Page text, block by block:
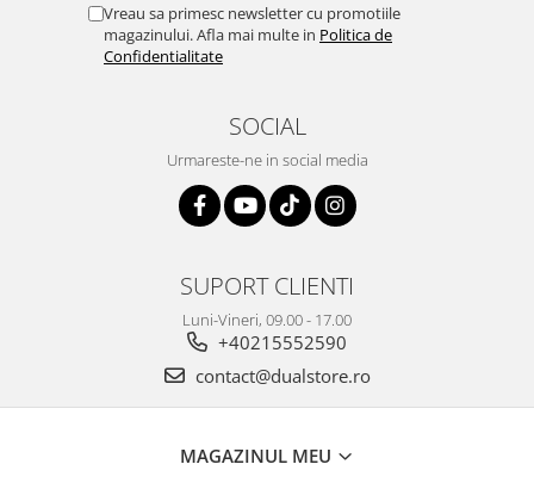
Vreau sa primesc newsletter cu promotiile
magazinului. Afla mai multe in Politica de
Confidentialitate
SOCIAL
Urmareste-ne in social media
SUPORT CLIENTI
Luni-Vineri, 09.00 - 17.00
+40215552590
contact@dualstore.ro
MAGAZINUL MEU